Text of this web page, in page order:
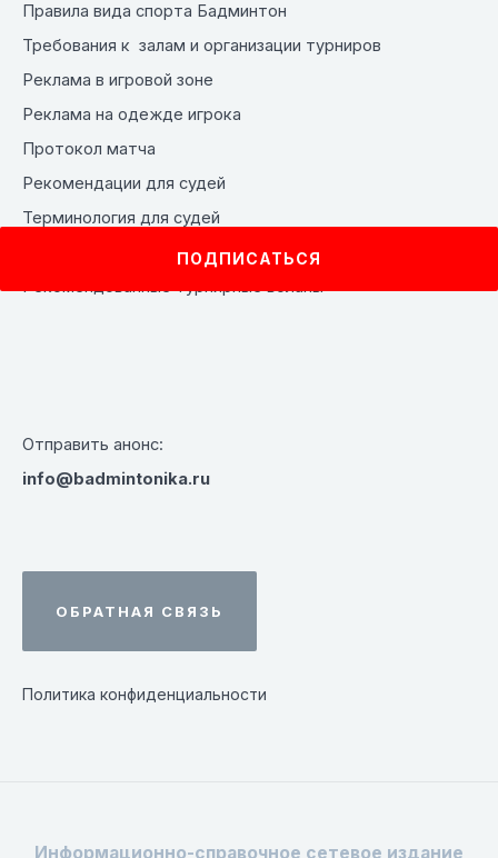
Правила вида спорта Бадминтон
Требования к залам и организации турниров
Реклама в игровой зоне
Реклама на одежде игрока
Протокол матча
Рекомендации для судей
Терминология для судей
Рекомендованные турнирные воланы
Отправить анонс:
info@badmintonika.ru
ОБРАТНАЯ СВЯЗЬ
Политика конфиденциальности
Информационно-справочное сетевое издание
ПОДПИСАТЬСЯ